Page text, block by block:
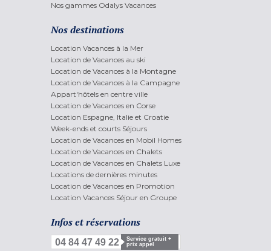
Nos gammes Odalys Vacances
Nos destinations
Location Vacances à la Mer
Location de Vacances au ski
Location de Vacances à la Montagne
Location de Vacances à la Campagne
Appart'hôtels en centre ville
Location de Vacances en Corse
Location Espagne, Italie et Croatie
Week-ends et courts Séjours
Location de Vacances en Mobil Homes
Location de Vacances en Chalets
Location de Vacances en Chalets Luxe
Locations de dernières minutes
Location de Vacances en Promotion
Location Vacances Séjour en Groupe
Infos et réservations
04 84 47 49 22
Service gratuit +
prix appel